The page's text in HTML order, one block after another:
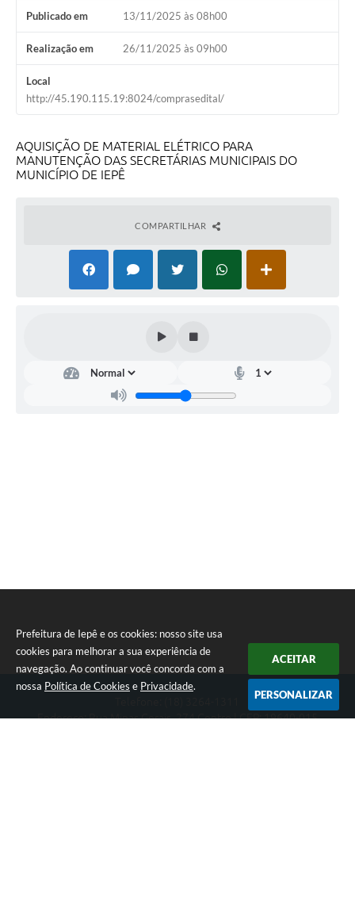
Prefeitura de Iepê e os cookies: nosso site usa
cookies para melhorar a sua experiência de
navegação. Ao continuar você concorda com a
nossa Política de Cookies e Privacidade.
ACEITAR
PERSONALIZAR
Contratos
Notícias
Secretarias
Serviços Online
Telefones Úteis
Serviço de Informação ao Cidadão (SIC)
Publicado em 13/11/2025 às 08h00
Realização em 26/11/2025 às 09h00
Local
http://45.190.115.19:8024/comprasedital/
AQUISIÇÃO DE MATERIAL ELÉTRICO PARA
MANUTENÇÃO DAS SECRETÁRIAS MUNICIPAIS DO
MUNICÍPIO DE IEPÊ
COMPARTILHAR
Endereço: Rua Minas Gerais, 274 Centro | CEP: 19640-015